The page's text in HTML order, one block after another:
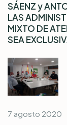
SÁENZ y
LAS
MIXTO DE
SEA
7 agosto 2020